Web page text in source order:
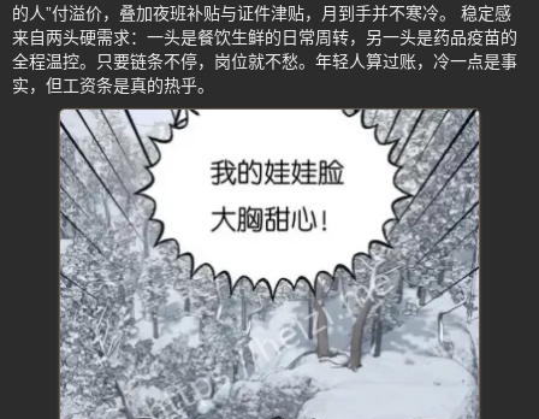
的人”付溢价，叠加夜班补贴与证件津贴，月到手并不寒冷。 稳定感
来自两头硬需求：一头是餐饮生鲜的日常周转，另一头是药品疫苗的
全程温控。只要链条不停，岗位就不愁。年轻人算过账，冷一点是事
实，但工资条是真的热乎。